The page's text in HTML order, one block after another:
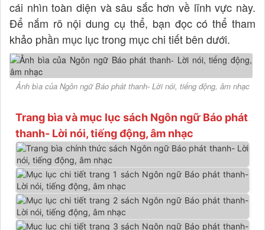
cái nhìn toàn diện và sâu sắc hơn về lĩnh vực này.
Để nắm rõ nội dung cụ thể, bạn đọc có thể tham
khảo phần mục lục trong mục chi tiết bên dưới.
Ảnh bìa của Ngôn ngữ Báo phát thanh- Lời nói, tiếng động, âm nhạc
Trang bìa và mục lục sách Ngôn ngữ Báo phát
thanh- Lời nói, tiếng động, âm nhạc